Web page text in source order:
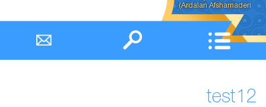
Ardalan Afsharnaderi)
test12